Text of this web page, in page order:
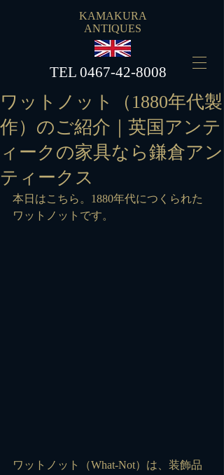
KAMAKURA
ANTIQUES
​TEL 0467-42-8008
ワットノット（1880年代製
作）のご紹介｜英国アンテ
ィークの家具なら鎌倉アン
ティークス
本日はこちら。1880年代につくられた
ワットノットです。
ワットノット（What-Not）は、装飾品